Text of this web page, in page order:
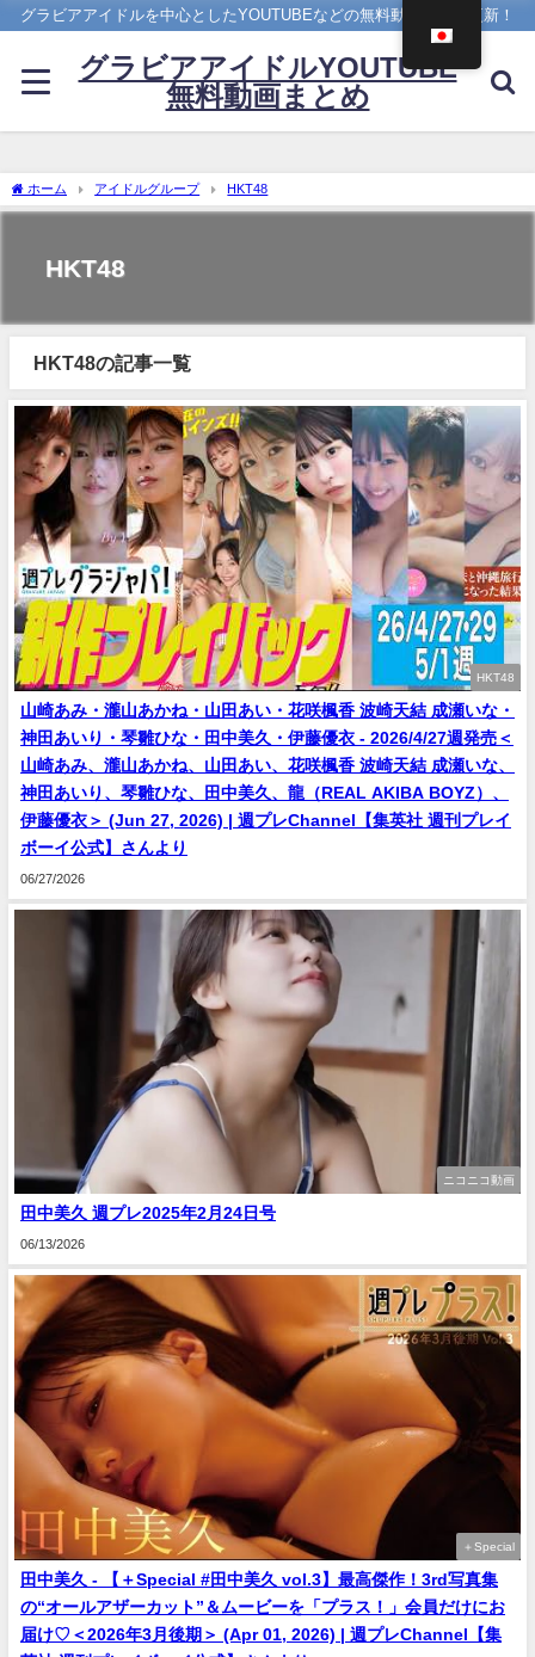
グラビアアイドルを中心としたYOUTUBEなどの無料動画を日々更新！
グラビアアイドルYOUTUBE
無料動画まとめ
ホーム アイドルグループ HKT48
HKT48
HKT48の記事一覧
HKT48
山崎あみ・瀧山あかね・山田あい・花咲楓香 波崎天結 成瀬いな・
神田あいり・琴雛ひな・田中美久・伊藤優衣 - 2026/4/27週発売＜
山崎あみ、瀧山あかね、山田あい、花咲楓香 波崎天結 成瀬いな、
神田あいり、琴雛ひな、田中美久、龍（REAL AKIBA BOYZ）、
伊藤優衣＞ (Jun 27, 2026) | 週プレChannel【集英社 週刊プレイ
ボーイ公式】さんより
06/27/2026
ニコニコ動画
田中美久 週プレ2025年2月24日号
06/13/2026
＋Special
田中美久 - 【＋Special #田中美久 vol.3】最高傑作！3rd写真集
の“オールアザーカット”＆ムービーを「プラス！」会員だけにお
届け♡＜2026年3月後期＞ (Apr 01, 2026) | 週プレChannel【集